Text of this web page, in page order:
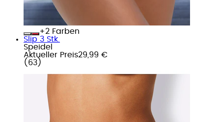
+
Farben
Slip 3 Stk.
Speidel
Aktueller Preis29,99 €
( 63 )